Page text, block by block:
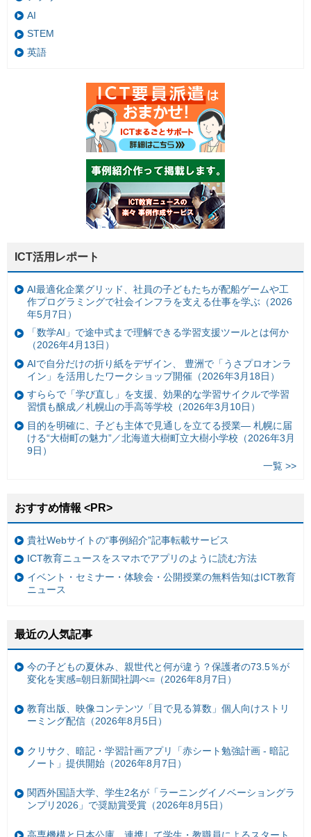
AI
STEM
英語
ICT活用レポート
AI最適化企業グリッド、社員の子どもたちが配船ゲームや工
作プログラミングで社会インフラを支える仕事を学ぶ（2026
年5月7日）
「数学AI」で途中式まで理解できる学習支援ツールとは何か
（2026年4月13日）
AIで自分だけの折り紙をデザイン、 豊洲で「うさプロオンラ
イン」を活用したワークショップ開催（2026年3月18日）
すららで「学び直し」を支援、効果的な学習サイクルで学習
習慣も醸成／札幌山の手高等学校（2026年3月10日）
目的を明確に、子ども主体で見通しを立てる授業— 札幌に届
ける“大樹町の魅力”／北海道大樹町立大樹小学校（2026年3月
9日）
一覧 >>
おすすめ情報 <PR>
貴社Webサイトの“事例紹介”記事転載サービス
ICT教育ニュースをスマホでアプリのように読む方法
イベント・セミナー・体験会・公開授業の無料告知はICT教育
ニュース
最近の人気記事
今の子どもの夏休み、親世代と何が違う？保護者の73.5％が
変化を実感=朝日新聞社調べ=（2026年8月7日）
教育出版、映像コンテンツ「目で見る算数」個人向けストリ
ーミング配信（2026年8月5日）
クリサク、暗記・学習計画アプリ「赤シート勉強計画 - 暗記
ノート」提供開始（2026年8月7日）
関西外国語大学、学生2名が「ラーニングイノベーショングラ
ンプリ2026」で奨励賞受賞（2026年8月5日）